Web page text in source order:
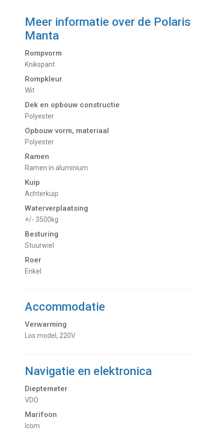
Meer informatie over de Polaris
Manta
Rompvorm
Knikspant
Rompkleur
Wit
Dek en opbouw constructie
Polyester
Opbouw vorm, materiaal
Polyester
Ramen
Ramen in aluminium
Kuip
Achterkuip
Waterverplaatsing
+/- 3500kg
Besturing
Stuurwiel
Roer
Enkel
Accommodatie
Verwarming
Los model, 220V
Navigatie en elektronica
Dieptemeter
VDO
Marifoon
Icom